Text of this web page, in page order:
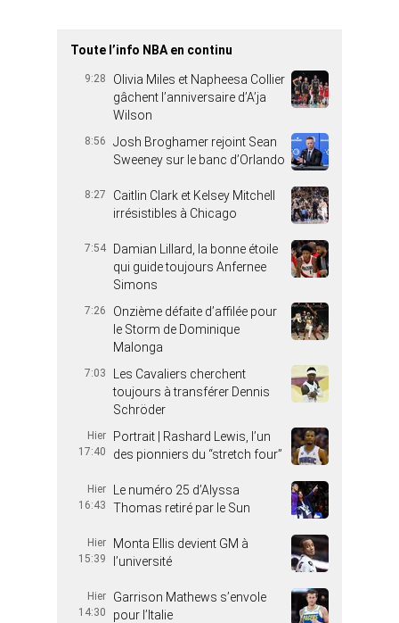
Toute l’info NBA en continu
9:28
Olivia Miles et Napheesa Collier
gâchent l’anniversaire d’A’ja
Wilson
8:56
Josh Broghamer rejoint Sean
Sweeney sur le banc d’Orlando
8:27
Caitlin Clark et Kelsey Mitchell
irrésistibles à Chicago
7:54
Damian Lillard, la bonne étoile
qui guide toujours Anfernee
Simons
7:26
Onzième défaite d’affilée pour
le Storm de Dominique
Malonga
7:03
Les Cavaliers cherchent
toujours à transférer Dennis
Schröder
Hier
17:40
Portrait | Rashard Lewis, l’un
des pionniers du “stretch four”
Hier
16:43
Le numéro 25 d’Alyssa
Thomas retiré par le Sun
Hier
15:39
Monta Ellis devient GM à
l’université
Hier
14:30
Garrison Mathews s’envole
pour l’Italie